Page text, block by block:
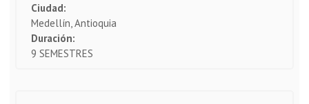
Ciudad:
Medellín, Antioquia
Duración:
9 SEMESTRES